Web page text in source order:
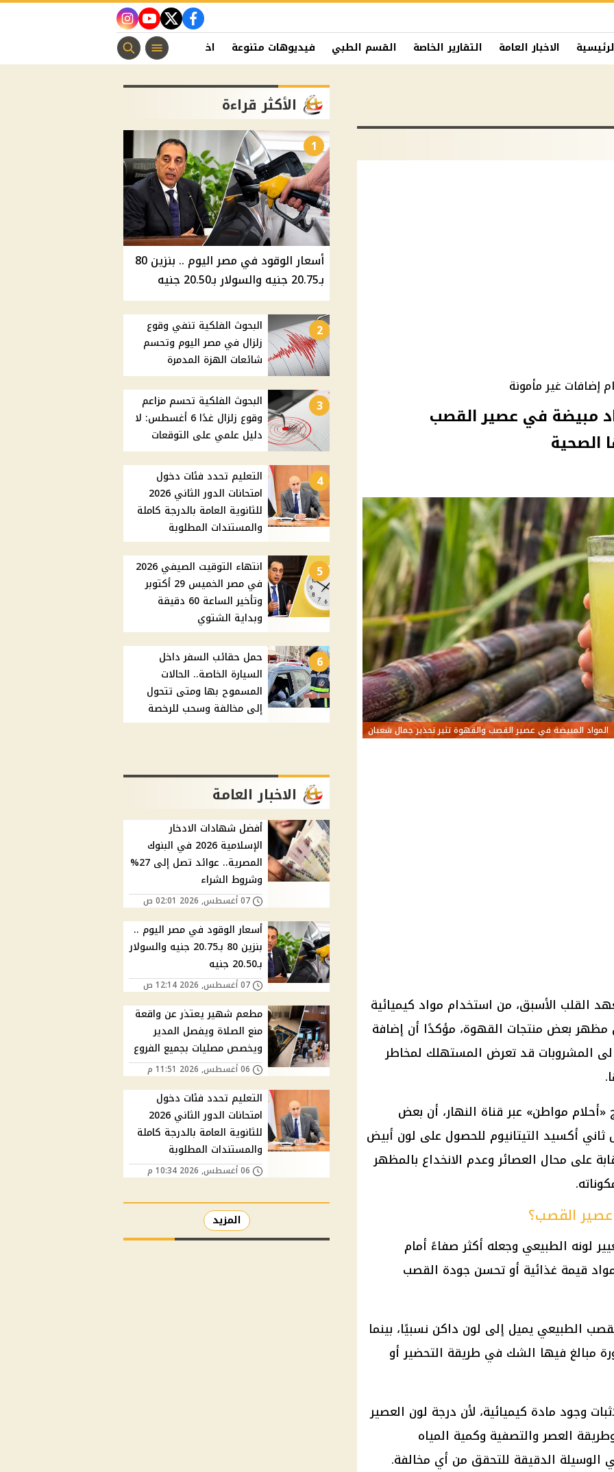
facebook
twitter
youtube
instagram
الاخبار العامة التقارير الخاصة القسم الطبي فيديوهات متنوعة اخبار الفن منوعات مسيحية
إضافات غير مأمونة
مبيضة في عصير القصب
الصحية
المواد المبيضة في عصير القصب والقهوة تثير تحذير جمال شعبان
القلب الأسبق، من استخدام مواد كيميائية
بعض منتجات القهوة، مؤكدًا أن إضافة
المشروبات قد تعرض المستهلك لمخاطر
مواطن» عبر قناة النهار، أن بعض
أكسيد التيتانيوم للحصول على لون أبيض
على محال العصائر وعدم الانخداع بالمظهر
القصب؟
لونه الطبيعي وجعله أكثر صفاءً أمام
قيمة غذائية أو تحسن جودة القصب
الطبيعي يميل إلى لون داكن نسبيًا، بينما
مبالغ فيها الشك في طريقة التحضير أو
وجود مادة كيميائية، لأن درجة لون العصير
العصر والتصفية وكمية المياه
الوسيلة الدقيقة للتحقق من أي مخالفة.
الأكثر قراءة
1
أسعار الوقود في مصر اليوم .. بنزين 80
بـ20.75 جنيه والسولار بـ20.50 جنيه
2
البحوث الفلكية تنفي وقوع
زلزال في مصر اليوم وتحسم
شائعات الهزة المدمرة
3
البحوث الفلكية تحسم مزاعم
وقوع زلزال غدًا 6 أغسطس: لا
دليل علمي على التوقعات
4
التعليم تحدد فئات دخول
امتحانات الدور الثاني 2026
للثانوية العامة بالدرجة كاملة
والمستندات المطلوبة
5
انتهاء التوقيت الصيفي 2026
في مصر الخميس 29 أكتوبر
وتأخير الساعة 60 دقيقة
وبداية الشتوي
6
حمل حقائب السفر داخل
السيارة الخاصة.. الحالات
المسموح بها ومتى تتحول
إلى مخالفة وسحب للرخصة
الاخبار العامة
أفضل شهادات الادخار
الإسلامية 2026 في البنوك
المصرية.. عوائد تصل إلى 27%
وشروط الشراء
07 أغسطس, 2026 02:01 ص
أسعار الوقود في مصر اليوم ..
بنزين 80 بـ20.75 جنيه والسولار
بـ20.50 جنيه
07 أغسطس, 2026 12:14 ص
مطعم شهير يعتذر عن واقعة
منع الصلاة ويفصل المدير
ويخصص مصليات بجميع الفروع
06 أغسطس, 2026 11:51 م
التعليم تحدد فئات دخول
امتحانات الدور الثاني 2026
للثانوية العامة بالدرجة كاملة
والمستندات المطلوبة
06 أغسطس, 2026 10:34 م
المزيد